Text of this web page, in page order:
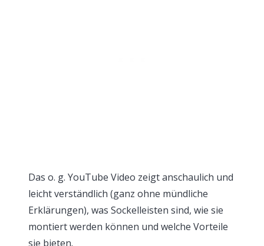
Das o. g. YouTube Video zeigt anschaulich und
leicht verständlich (ganz ohne mündliche
Erklärungen), was Sockelleisten sind, wie sie
montiert werden können und welche Vorteile
sie bieten.